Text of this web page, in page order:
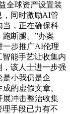
全球资产设置装
，同时激励AI管
当，正在确保科
断腿。”办案
一步推广AI伦理
能手艺让收集内
该人士进一步强
小我仍是企
的虚假文章。
展冲击整治收集
手段已力有不